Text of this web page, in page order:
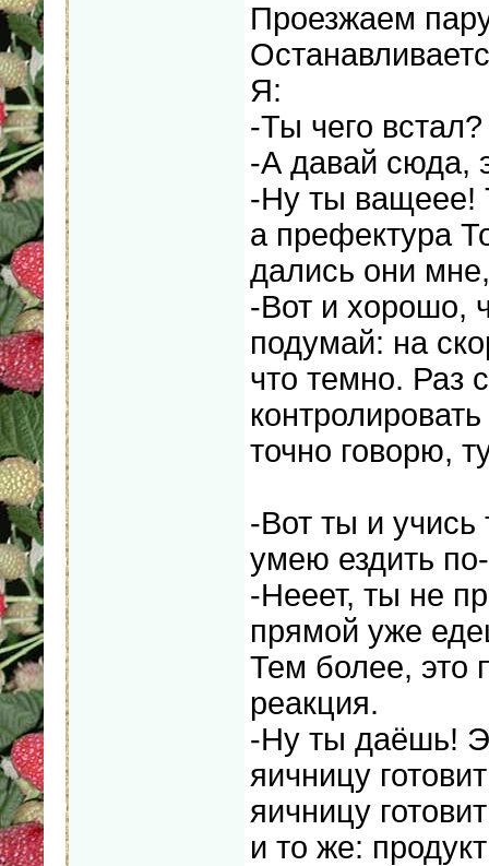
Проезжаем
Я:
-Ты чего встал?
-А давай сюда,
-Ну ты ващеее!
а префектура
дались они
-Вот и хорошо,
подумай: на
что темно. Раз
точно говорю,
-Вот ты и учись
умею ездить
-Нееет, ты не
прямой уже
Тем более, это
реакция.
-Ну ты даёшь!
яичницу
яичницу
и то же: